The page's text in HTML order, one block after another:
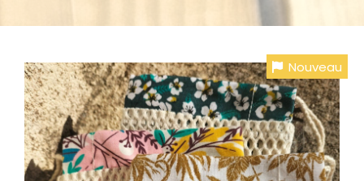
Nouveau